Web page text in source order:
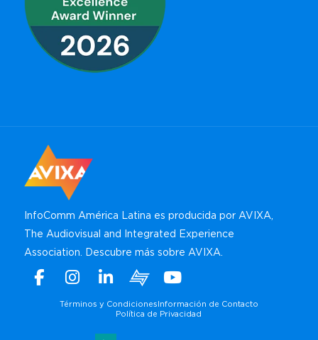
InfoComm América Latina es producida por AVIXA,
The Audiovisual and Integrated Experience
Association.
Descubre más sobre AVIXA
FacebookInstagramLinkedin Xchange
Términos y Condiciones Información de Contacto
Política de Privacidad